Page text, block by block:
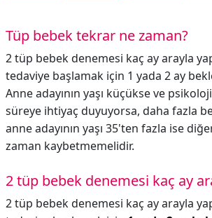
Tüp bebek tekrar ne zaman?
2 tüp bebek denemesi kaç ay arayla
tedaviye başlamak için 1 yada 2 ay
Anne adayının yaşı küçükse ve
süreye ihtiyaç duyuyorsa, daha fazla
anne adayının yaşı 35'ten fazla ise
zaman kaybetmemelidir.
2 tüp bebek denemesi kaç ay
2 tüp bebek denemesi kaç ay arayla